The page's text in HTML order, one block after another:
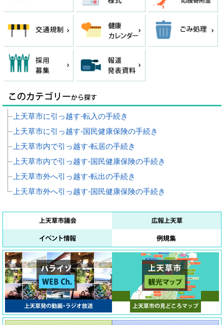
上天草市に引っ越す‐転入の手続き
上天草市に引っ越す‐国民健康保険の手続き
上天草市内で引っ越す‐転居の手続き
上天草市内で引っ越す‐国民健康保険の手続き
上天草市外へ引っ越す‐転出の手続き
上天草市外へ引っ越す‐国民健康保険の手続き